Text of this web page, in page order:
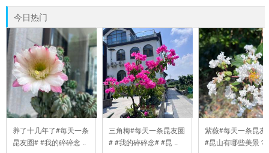
今日热门
养了十几年了#每天一条
昆友圈# #我的碎碎念 ..
三角梅#每天一条昆友圈
# #我的碎碎念# #昆 ..
紫薇#每天一条昆友
#昆山有哪些美景？